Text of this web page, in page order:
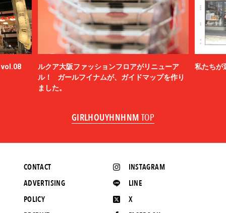
vol.08
ルクア大阪ファッションフロアがリニューア
ル！ ガールフイナムが、ガイドマップを作り
ました。
私たちが
GIRLHOUYHNHNM TOP
INSTAGRAM
LINE
X
CONTACT
ADVERTISING
POLICY